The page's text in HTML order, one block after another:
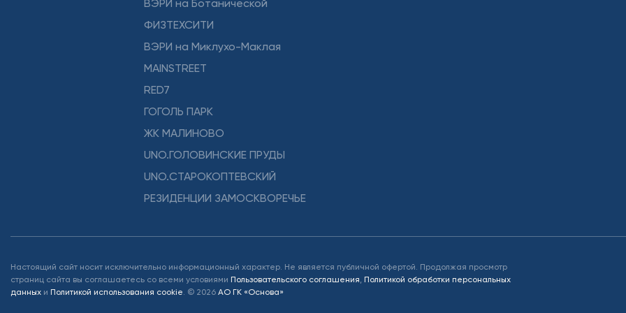
ВЭРИ на Ботанической
ФИЗТЕХСИТИ
ВЭРИ на Миклухо-Маклая
MAINSTREET
RED7
ГОГОЛЬ ПАРК
ЖК МАЛИНОВО
UNO.ГОЛОВИНСКИЕ ПРУДЫ
UNO.СТАРОКОПТЕВСКИЙ
РЕЗИДЕНЦИИ ЗАМОСКВОРЕЧЬЕ
Настоящий сайт носит исключительно информационный характер. Не является публичной офертой. Продолжая просмотр
страниц сайта вы соглашаетесь со всеми условиями Пользовательского соглашения, Политикой обработки персональных
данных и Политикой использования cookie. © 2026 АО ГК «Основа»